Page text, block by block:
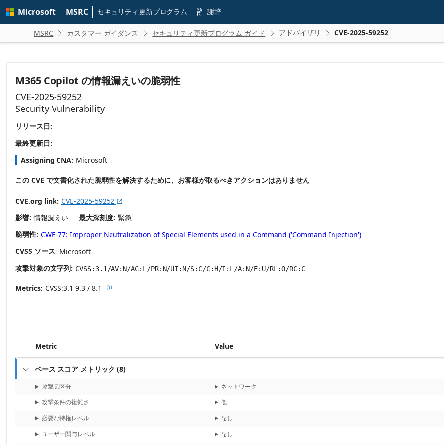
main
Microsoft MSRC セキュリティ更新プログラム  謝辞
MSRC  カスタマー ガイダンス  セキュリティ更新プログラム ガイド  アドバイザリ  CVE-2025-59252
M365 Copilot の情報漏えいの脆弱性
CVE-2025-59252
Security Vulnerability
リリース日:
最終更新日:
Assigning CNA Microsoft
この CVE で文書化された脆弱性を解決するために、お客様が取るべきアクションはありません
CVE.org link CVE-2025-59252 
影響 情報漏えい 最大深刻度 緊急
脆弱性 CWE-77: Improper Neutralization of Special Elements used in a Command ('Command Injection')
CVSS ソース Microsoft
攻撃対象の文字列
CVSS:3.1/AV:N/AC:L/PR:N/UI:N/S:C/C:H/I:L/A:N/E:U/RL:O/RC:C
Metrics CVSS:3.1 9.3 / 8.1 Base score metrics: 9.3 / Temporal score metrics: 8.1
Metric Value
 ベース スコア メトリック (8)
攻撃元区分
ネットワーク
攻撃条件の複雑さ
低
必要な特権レベル
なし
ユーザー関与レベル
なし